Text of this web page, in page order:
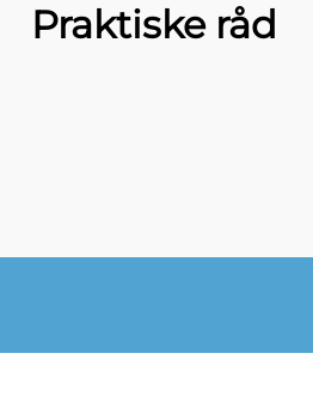
Praktiske råd